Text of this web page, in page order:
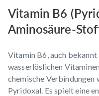
Vitamin B6
Aminosäure-
Vitamin B6, auch
wasserlöslichen
chemische Verbindungen
Pyridoxal. Es spielt eine